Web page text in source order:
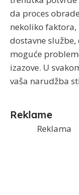
da proces
nekoliko
dostavne
moguće
izazove. U
vaša narudžba
Reklame
Reklama